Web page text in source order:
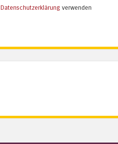
Datenschutzerklärung verwenden